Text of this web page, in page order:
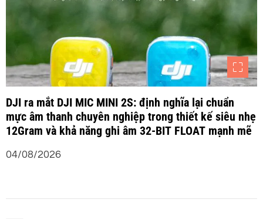
DJI ra mắt DJI MIC MINI 2S: định nghĩa lại chuẩn
mực âm thanh chuyên nghiệp trong thiết kế siêu nhẹ
12Gram và khả năng ghi âm 32-BIT FLOAT mạnh mẽ
04/08/2026